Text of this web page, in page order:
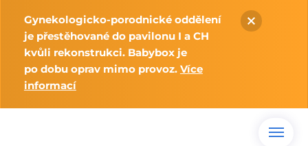
Gynekologicko-porodnické oddělení
je přestěhované do pavilonu I a CH
kvůli rekonstrukci. Babybox je
po dobu oprav mimo provoz. Více
informací